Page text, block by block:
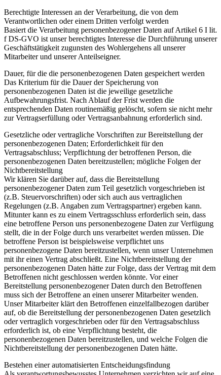
Berechtigte Interessen an der Verarbeitung, die von dem
Verantwortlichen oder einem Dritten verfolgt werden
Basiert die Verarbeitung personenbezogener Daten auf Artikel 6 I lit.
f DS-GVO ist unser berechtigtes Interesse die Durchführung unserer
Geschäftstätigkeit zugunsten des Wohlergehens all unserer
Mitarbeiter und unserer Anteilseigner.
Dauer, für die die personenbezogenen Daten gespeichert werden
Das Kriterium für die Dauer der Speicherung von
personenbezogenen Daten ist die jeweilige gesetzliche
Aufbewahrungsfrist. Nach Ablauf der Frist werden die
entsprechenden Daten routinemäßig gelöscht, sofern sie nicht mehr
zur Vertragserfüllung oder Vertragsanbahnung erforderlich sind.
Gesetzliche oder vertragliche Vorschriften zur Bereitstellung der
personenbezogenen Daten; Erforderlichkeit für den
Vertragsabschluss; Verpflichtung der betroffenen Person, die
personenbezogenen Daten bereitzustellen; mögliche Folgen der
Nichtbereitstellung
Wir klären Sie darüber auf, dass die Bereitstellung
personenbezogener Daten zum Teil gesetzlich vorgeschrieben ist
(z.B. Steuervorschriften) oder sich auch aus vertraglichen
Regelungen (z.B. Angaben zum Vertragspartner) ergeben kann.
Mitunter kann es zu einem Vertragsschluss erforderlich sein, dass
eine betroffene Person uns personenbezogene Daten zur Verfügung
stellt, die in der Folge durch uns verarbeitet werden müssen. Die
betroffene Person ist beispielsweise verpflichtet uns
personenbezogene Daten bereitzustellen, wenn unser Unternehmen
mit ihr einen Vertrag abschließt. Eine Nichtbereitstellung der
personenbezogenen Daten hätte zur Folge, dass der Vertrag mit dem
Betroffenen nicht geschlossen werden könnte. Vor einer
Bereitstellung personenbezogener Daten durch den Betroffenen
muss sich der Betroffene an einen unserer Mitarbeiter wenden.
Unser Mitarbeiter klärt den Betroffenen einzelfallbezogen darüber
auf, ob die Bereitstellung der personenbezogenen Daten gesetzlich
oder vertraglich vorgeschrieben oder für den Vertragsabschluss
erforderlich ist, ob eine Verpflichtung besteht, die
personenbezogenen Daten bereitzustellen, und welche Folgen die
Nichtbereitstellung der personenbezogenen Daten hätte.
Bestehen einer automatisierten Entscheidungsfindung